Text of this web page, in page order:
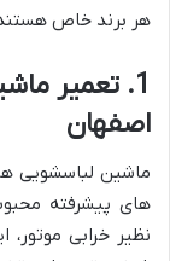
هر برند خاص
1. تعمیر
اصفهان
ماشین لباسشویی
های پیشرفته
نظیر خرابی موتور،